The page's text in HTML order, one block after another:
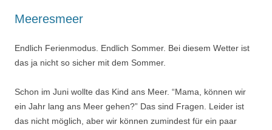
Meeresmeer
Endlich Ferienmodus. Endlich Sommer. Bei diesem Wetter ist
das ja nicht so sicher mit dem Sommer.
Schon im Juni wollte das Kind ans Meer. “Mama, können wir
ein Jahr lang ans Meer gehen?” Das sind Fragen. Leider ist
das nicht möglich, aber wir können zumindest für ein paar